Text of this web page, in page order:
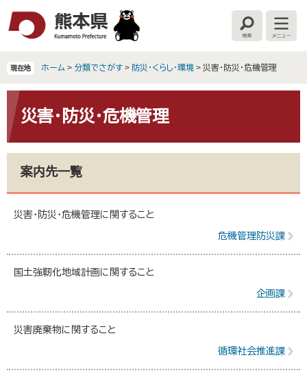
で
ば
文
検
索
メ
ニ
ー
現在地 ホーム > 分類でさがす > 防災・くらし・環境 > 災害・防災・危機管理
文 災害・防災・危機管理
案内先一覧
災害・防災・危機管理に関すること
危機管理防災課
国土強靭化地域計画に関すること
企画課
災害廃棄物に関すること
循環社会推進課